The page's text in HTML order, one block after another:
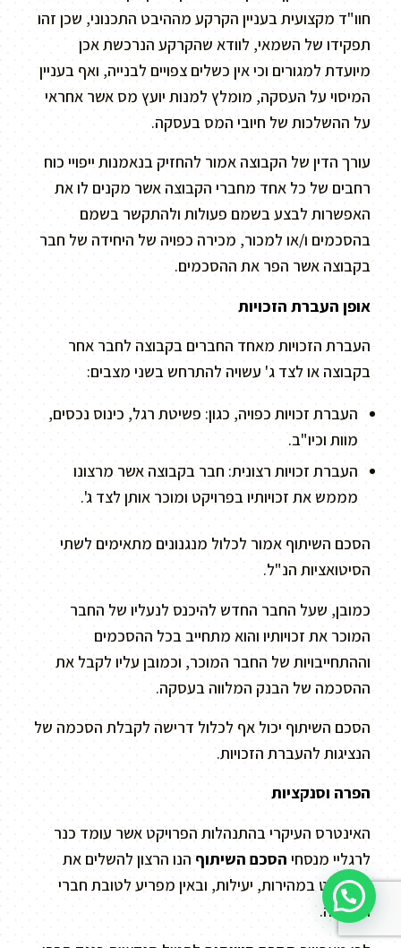
חוו"ד מקצועית בעניין הקרקע מההיבט התכנוני, שכן זהו
תפקידו של השמאי, לוודא שהקרקע הנרכשת אכן
מיועדת למגורים וכי אין כשלים צפויים לבנייה, ואף בעניין
המיסוי על העסקה, מומלץ למנות יועץ מס אשר אחראי
על ההשלכות של חיובי המס בעסקה.
עורך הדין של הקבוצה אמור להחזיק בנאמנות ייפויי כוח
רחבים של כל אחד מחברי הקבוצה אשר מקנים לו את
האפשרות לבצע בשמם פעולות ולהתקשר בשמם
בהסכמים ו/או למכור, מכירה כפויה של היחידה של חבר
בקבוצה אשר הפר את ההסכמים.
אופן העברת הזכויות
העברת הזכויות מאחד החברים בקבוצה לחבר אחר
בקבוצה או לצד ג' עשויה להתרחש בשני מצבים:
העברת זכויות כפויה, כגון: פשיטת רגל, כינוס נכסים,
מוות וכיו"ב.
העברת זכויות רצונית: חבר בקבוצה אשר מרצונו
מממש את זכויותיו בפרויקט ומוכר אותן לצד ג'.
הסכם השיתוף אמור לכלול מנגנונים מתאימים לשתי
הסיטואציות הנ"ל.
כמובן, שעל החבר החדש להיכנס לנעליו של החבר
המוכר את זכויותיו והוא מתחייב בכל ההסכמים
וההתחייבויות של החבר המוכר, וכמובן עליו לקבל את
ההסכמה של הבנק המלווה בעסקה.
הסכם השיתוף יכול אף לכלול דרישה לקבלת הסכמה של
הנציגות להעברת הזכויות.
הפרה וסנקציות
האינטרס העיקרי בהתנהלות הפרויקט אשר עומד כנר
לרגליי מנסחי הסכם השיתוף הנו הרצון להשלים את
הפרויקט במהירות, יעילות, ובאין מפריע לטובת חברי
הקבוצה.